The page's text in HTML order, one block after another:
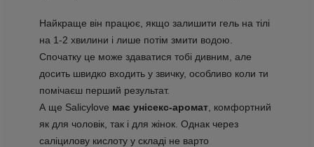
Найкраще він працює, якщо залишити гель на тілі
на 1-2 хвилини і лише потім змити водою.
Спочатку це може здаватися тобі дивним, але
досить швидко входить у звичку, особливо коли ти
помічаєш перший результат.
А ще Salicylove має унісекс-аромат, комфортний
як для чоловік, так і для жінок. Однак через
саліцилову кислоту у складі не варто